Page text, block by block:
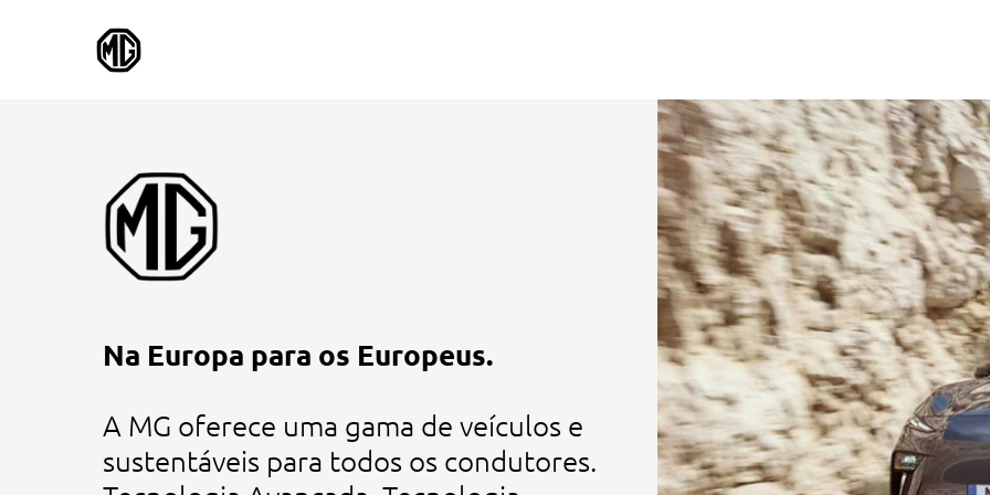
Na Europa para os Europeus.
A MG oferece uma gama de veículos e
sustentáveis para todos os condutores.